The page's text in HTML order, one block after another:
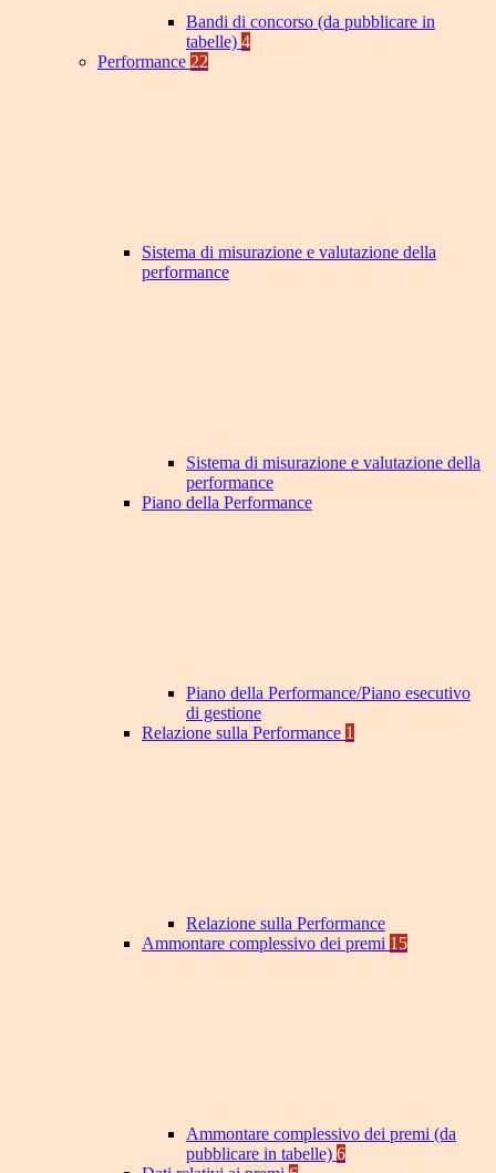
Bandi di concorso (da pubblicare in
tabelle) 4
Performance 22
Sistema di misurazione e valutazione della
performance
Sistema di misurazione e valutazione della
performance
Piano della Performance
Piano della Performance/Piano esecutivo
di gestione
Relazione sulla Performance 1
Relazione sulla Performance
Ammontare complessivo dei premi 15
Ammontare complessivo dei premi (da
pubblicare in tabelle) 6